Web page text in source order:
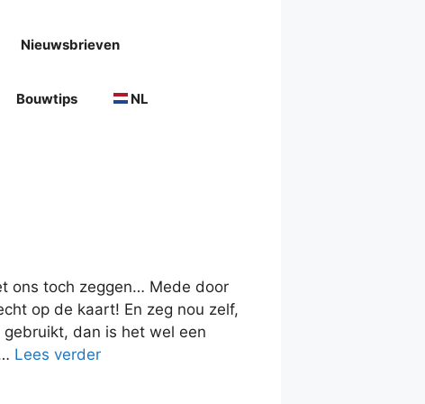
Nieuwsbrieven
Bouwtips NL
ons toch zeggen… Mede door
op de kaart! En zeg nou zelf,
dan is het wel een
Lees verder